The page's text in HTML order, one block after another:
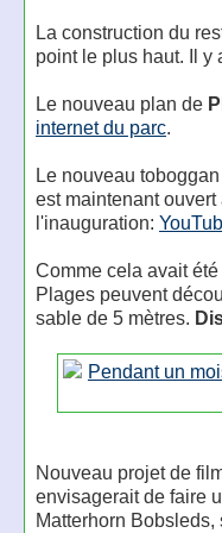
La construction du
point le plus haut. Il y
Le nouveau plan de
internet du parc.
Le nouveau
est maintenant ouvert
l'inauguration:
Comme cela avait
Plages peuvent
sable de 5 mètres.
Nouveau projet de
envisagerait de faire
Matterhorn Bobsleds,